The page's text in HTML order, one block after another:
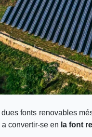
fonts renovables
convertir-se en la font